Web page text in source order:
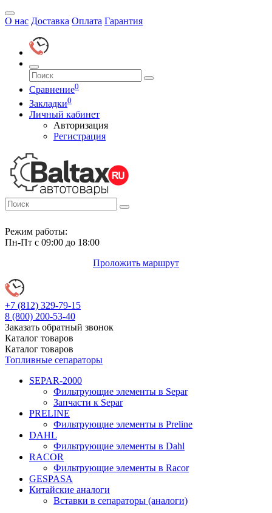
О нас Доставка Оплата Гарантия
Сравнение0
Закладки0
Личный кабинет
Авторизация
Регистрация
Режим работы:
Пн-Пт с 09:00 до 18:00
Проложить маршрут
+7 (812) 329-79-15
8 (800) 200-53-40
Заказать обратный звонок
Каталог товаров
Каталог товаров
Топливные сепараторы
SEPAR-2000
Фильтрующие элементы в Separ
Запчасти к Separ
PRELINE
Фильтрующие элементы в Preline
DAHL
Фильтрующие элементы в Dahl
RACOR
Фильтрующие элементы в Racor
GESPASA
Китайские аналоги
Вставки в сепараторы (аналоги)